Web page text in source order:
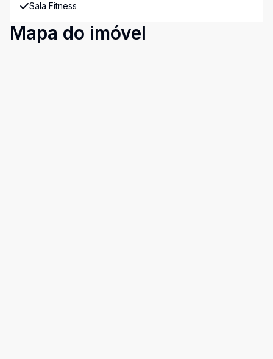
Sala Fitness
Mapa do imóvel